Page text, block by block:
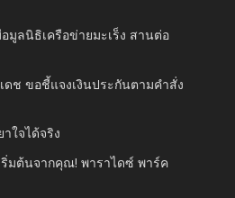
มูลนิธิเครือข่ายมะเร็ง สานต่อ
ดช ขอชี้แจงเงินประกันตามคำสั่ง
ใจได้จริง
ริ่มต้นจากคุณ! พาราไดซ์ พาร์ค